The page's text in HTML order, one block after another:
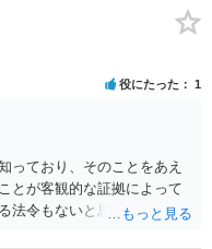
役にたった 1
っており、そのことをあえ
とが客観的な証拠によって
法令もないと思われます。